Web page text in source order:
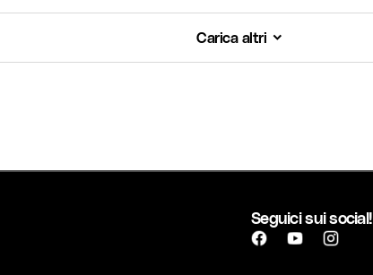
Carica altri
Seguici sui social!